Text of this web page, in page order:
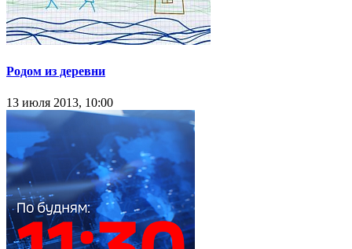
Родом из деревни
13 июля 2013, 10:00